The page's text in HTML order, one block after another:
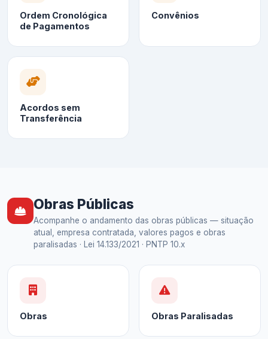
Ordem Cronológica
de Pagamentos
Convênios
Acordos sem
Transferência
Obras Públicas
Acompanhe o andamento das obras públicas — situação
atual, empresa contratada, valores pagos e obras
paralisadas · Lei 14.133/2021 · PNTP 10.x
Obras Obras Paralisadas